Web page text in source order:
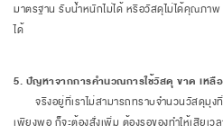
มาตรฐาน รับน้ำหนักไม่ได้ หรือวัสดุไม่ได้คุณภ
ได้
5. ปัญหาจากการคำนวณการใช้วัสดุ ขาด เหลือ
จริงอยู่ที่เราไม่สามารถทราบจำนวนวัสดุมุง
เพียงพอ ก็จะต้องสั่งเพิ่ม ต้องรอของทำให้เสียเ